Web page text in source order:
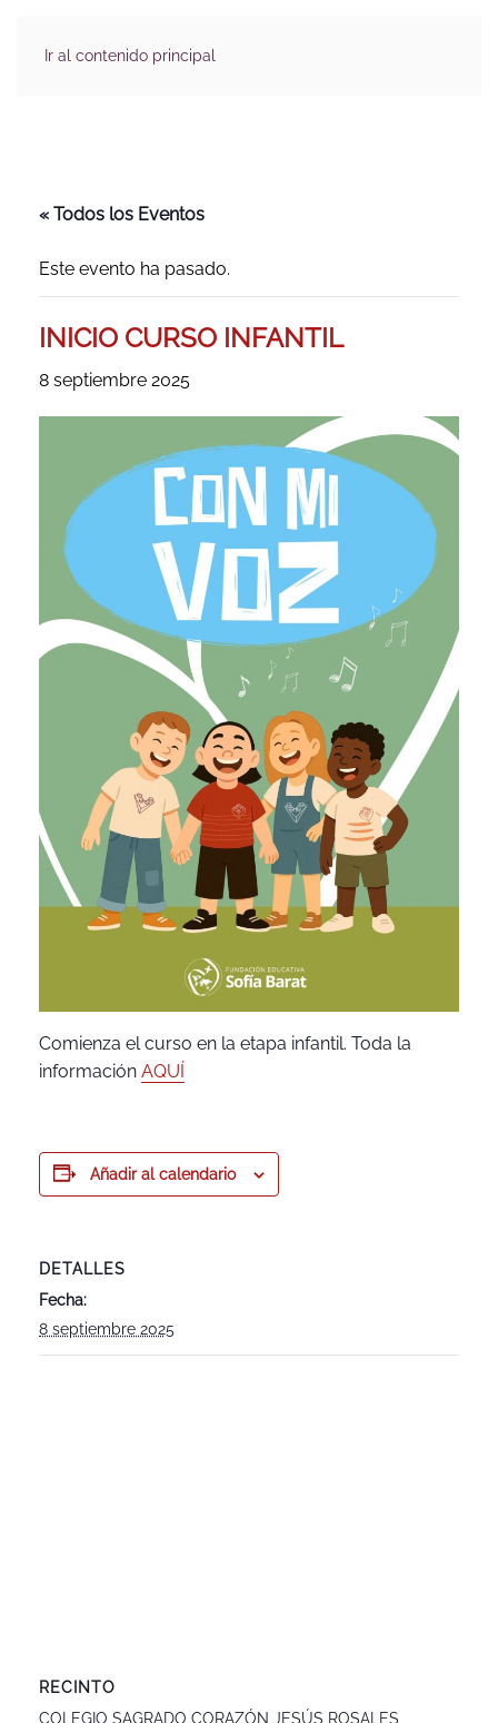
Ir al contenido principal
« Todos los Eventos
Este evento ha pasado.
INICIO CURSO INFANTIL
8 septiembre 2025
Comienza el curso en la etapa infantil. Toda la
información AQUÍ
Añadir al calendario
DETALLES
Fecha:
8 septiembre 2025
RECINTO
COLEGIO SAGRADO CORAZÓN JESÚS ROSALES